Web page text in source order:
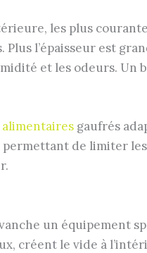
les plus
l’épaisseur est
et les odeurs. Un
alimentaires gaufrés
de limiter
un équipement
créent le vide à